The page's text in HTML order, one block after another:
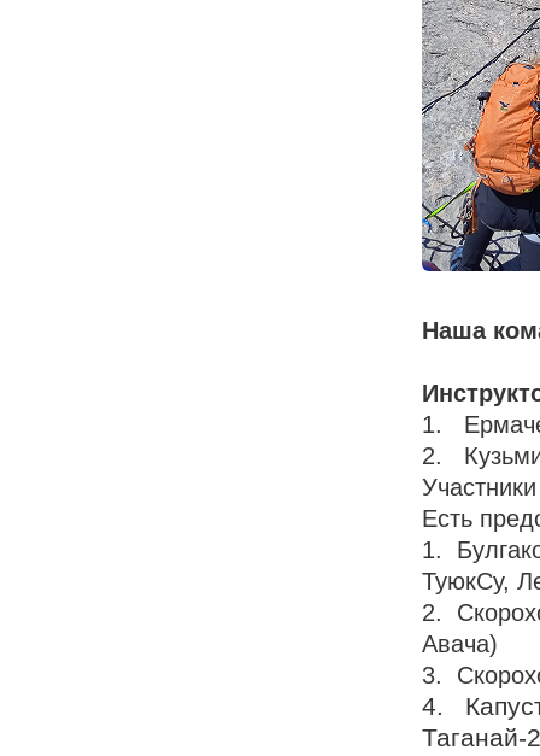
Наша
1.
2.
Участники
Есть
1.
ТуюкСу,
2.
Авача)
3.
4.
Таганай-